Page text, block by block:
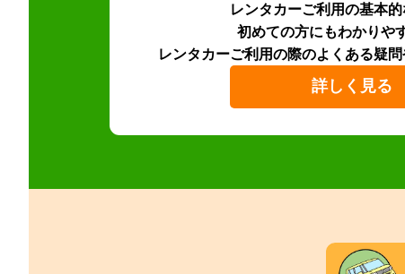
レンタカーご利用の基本
初めての方にもわかりや
レンタカーご利用の際のよくある疑問
詳しく見る